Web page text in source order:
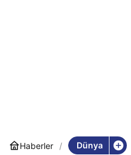
Haberler Dünya